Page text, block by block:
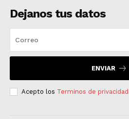
Dejanos tus datos
ENVIAR
Acepto los Terminos de privacidad